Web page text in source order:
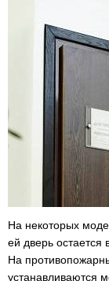
На некоторых
ей дверь остается
На
устанавливаются